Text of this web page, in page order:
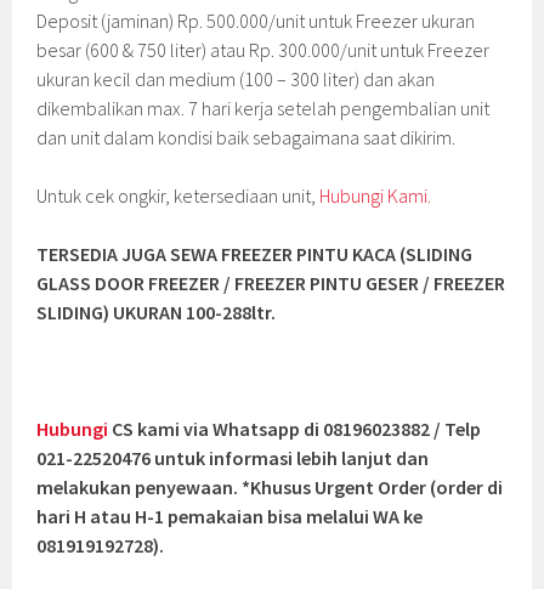
Deposit (jaminan) Rp. 500.000/unit untuk Freezer ukuran
besar (600 & 750 liter) atau Rp. 300.000/unit untuk Freezer
ukuran kecil dan medium (100 – 300 liter) dan akan
dikembalikan max. 7 hari kerja setelah pengembalian unit
dan unit dalam kondisi baik sebagaimana saat dikirim.
Untuk cek ongkir, ketersediaan unit, Hubungi Kami.
TERSEDIA JUGA SEWA FREEZER PINTU KACA (SLIDING
GLASS DOOR FREEZER / FREEZER PINTU GESER / FREEZER
SLIDING) UKURAN 100-288ltr.
Hubungi CS kami via Whatsapp di 08196023882 / Telp
021-22520476 untuk informasi lebih lanjut dan
melakukan penyewaan. *Khusus Urgent Order (order di
hari H atau H-1 pemakaian bisa melalui WA ke
081919192728).